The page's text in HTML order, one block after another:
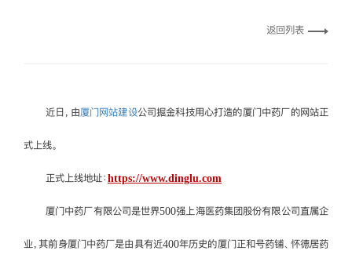
返回列表
近日，由厦门网站建设公司掘金科技用心打造的厦门中药厂的网站正
式上线。
正式上线地址： https://www.dinglu.com
厦门中药厂有限公司是世界500强上海医药集团股份有限公司直属企
业，其前身厦门中药厂是由具有近400年历史的厦门正和号药铺、怀德居药